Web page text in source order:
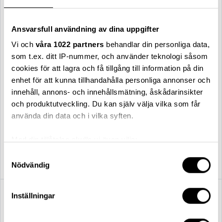
Ansvarsfull användning av dina uppgifter
Vi och våra 1022 partners behandlar din personliga data,
som t.ex. ditt IP-nummer, och använder teknologi såsom
cookies för att lagra och få tillgång till information på din
enhet för att kunna tillhandahålla personliga annonser och
innehåll, annons- och innehållsmätning, åskådarinsikter
och produktutveckling. Du kan själv välja vilka som får
använda din data och i vilka syften.
som kan ha en noggrannhet på upp till flera meter
Ta reda på mer om hur dina personliga uppgifter
Nödvändig
Inställningar
Dash wall New white String skåp 58x30x42 ek